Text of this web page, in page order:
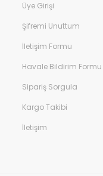
Üye Girişi
Şifremi Unuttum
İletişim Formu
Havale Bildirim Formu
Sipariş Sorgula
Kargo Takibi
İletişim